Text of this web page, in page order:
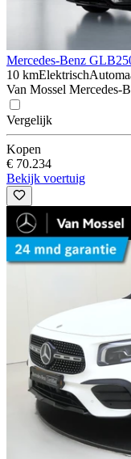
Mercedes-Benz GLB
10 kmElektrisch
Van Mossel Mercedes-
Vergelijk
Kopen
€ 70.234
Bekijk voertuig